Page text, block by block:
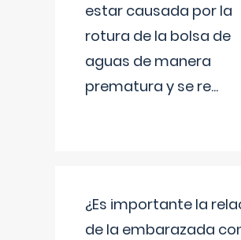
estar causada por la
rotura de la bolsa de
aguas de manera
prematura y se re...
¿Es importante la
de la embarazada